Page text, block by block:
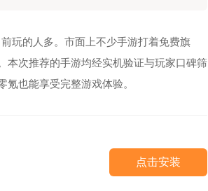
玩的人多。市面上不少手游打着免费旗
本次推荐的手游均经实机验证与玩家口碑筛
也能享受完整游戏体验。
点击安装